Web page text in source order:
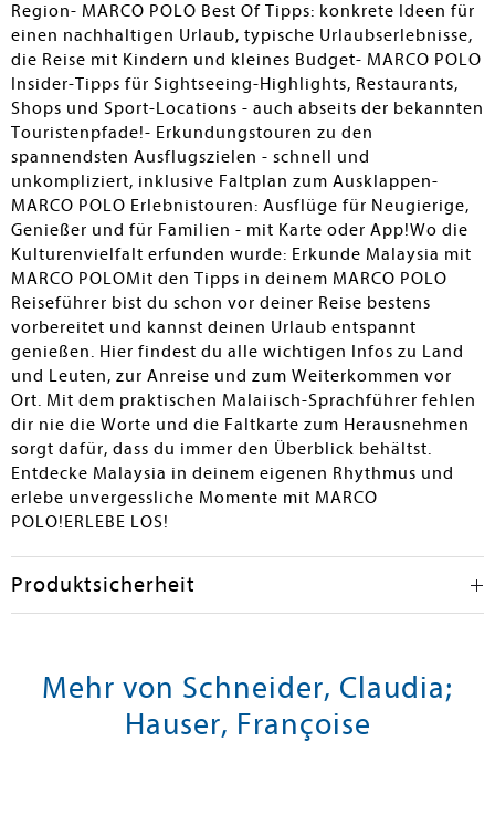
Region- MARCO POLO Best Of Tipps: konkrete Ideen für
einen nachhaltigen Urlaub, typische Urlaubserlebnisse,
die Reise mit Kindern und kleines Budget- MARCO POLO
Insider-Tipps für Sightseeing-Highlights, Restaurants,
Shops und Sport-Locations - auch abseits der bekannten
Touristenpfade!- Erkundungstouren zu den
spannendsten Ausflugszielen - schnell und
unkompliziert, inklusive Faltplan zum Ausklappen-
MARCO POLO Erlebnistouren: Ausflüge für Neugierige,
Genießer und für Familien - mit Karte oder App!Wo die
Kulturenvielfalt erfunden wurde: Erkunde Malaysia mit
MARCO POLOMit den Tipps in deinem MARCO POLO
Reiseführer bist du schon vor deiner Reise bestens
vorbereitet und kannst deinen Urlaub entspannt
genießen. Hier findest du alle wichtigen Infos zu Land
und Leuten, zur Anreise und zum Weiterkommen vor
Ort. Mit dem praktischen Malaiisch-Sprachführer fehlen
dir nie die Worte und die Faltkarte zum Herausnehmen
sorgt dafür, dass du immer den Überblick behältst.
Entdecke Malaysia in deinem eigenen Rhythmus und
erlebe unvergessliche Momente mit MARCO
POLO!ERLEBE LOS!
Produktsicherheit
Mehr von Schneider, Claudia;
Hauser, Françoise